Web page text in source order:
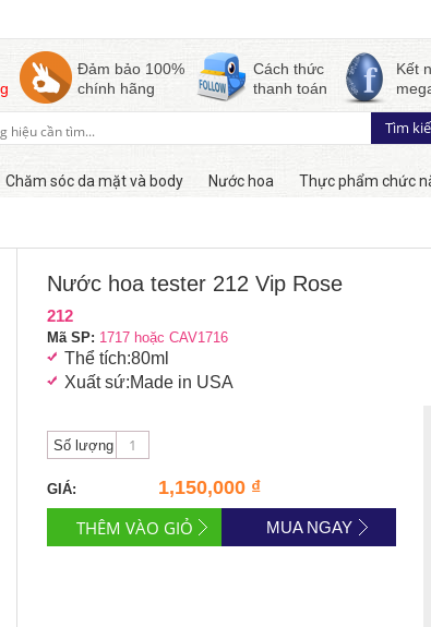
Đảm bảo 100%
chính hãng
Cách thức
thanh toán
Kết
Chăm sóc da mặt và body Nước hoa Thực phẩm chức
Còn hàng
Nước hoa tester 212 Vip Rose
212
Mã SP: 1717 hoặc CAV1716
Thể tích:80ml
Xuất sứ:Made in USA
Số lượng
GIÁ: 1,150,000 ₫
MUA NGAY